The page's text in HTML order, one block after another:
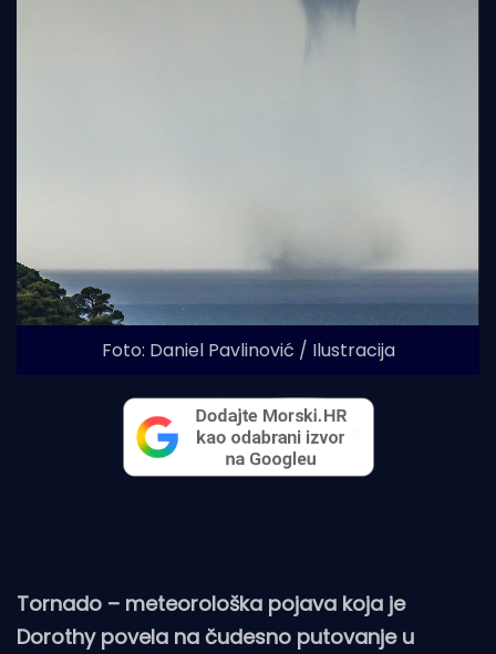
Foto: Daniel Pavlinović / Ilustracija
Tornado – meteorološka pojava koja je
Dorothy povela na čudesno putovanje u